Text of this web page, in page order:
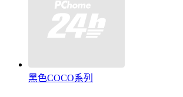
黑色COCO系列